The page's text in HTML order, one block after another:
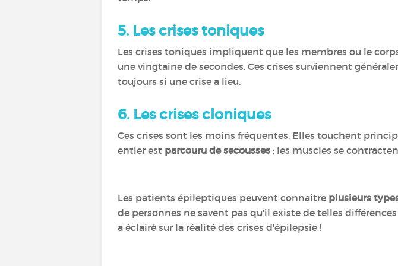
5. Les crises toniques
Les crises toniques impliquent que les membres ou le
une vingtaine de secondes. Ces crises surviennent
toujours si une crise a lieu.
6. Les crises cloniques
Ces crises sont les moins fréquentes. Elles touchent
entier est parcouru de secousses ; les muscles se
Les patients épileptiques peuvent connaître plusieurs
de personnes ne savent pas qu'il existe de telles
a éclairé sur la réalité des crises d'épilepsie !